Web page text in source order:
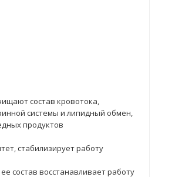
состав кровотока,
системы и липидный обмен,
продуктов
стабилизирует работу
состав восстанавливает работу